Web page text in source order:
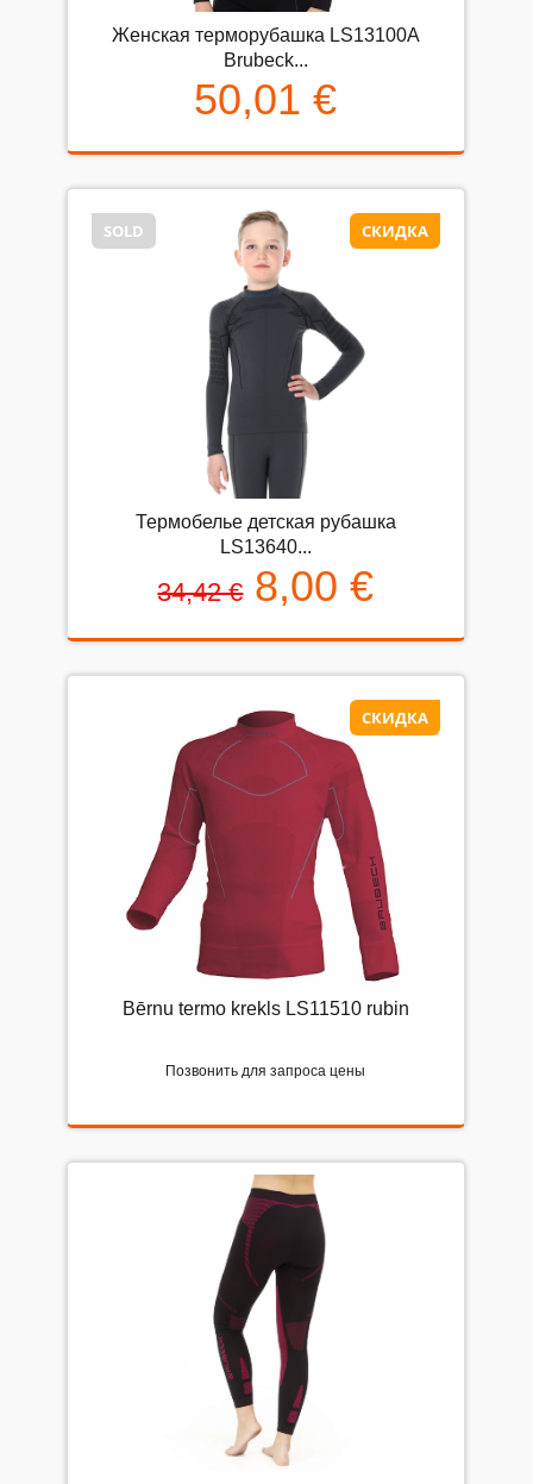
Женская терморубашка LS13100A
Brubeck...
50,01 €
SOLD СКИДКА
Термобелье детская рубашка
LS13640...
34,42 € 8,00 €
СКИДКА
Bērnu termo krekls LS11510 rubin
Позвонить для запроса цены